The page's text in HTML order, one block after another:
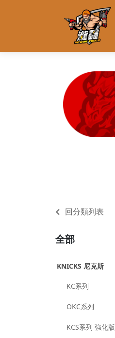
回分類列表
全部
KNICKS 尼克斯
KC系列
OKC系列
KCS系列 強化版